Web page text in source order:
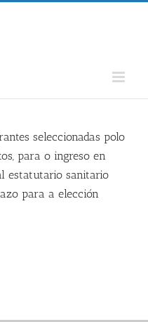
seleccionadas polo
para o ingreso en
estatutario sanitario
para a elección